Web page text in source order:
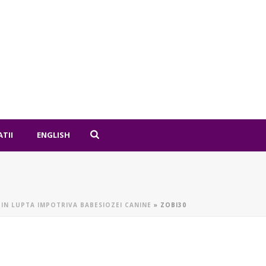
ENGLISH
LUPTA IMPOTRIVA BABESIOZEI CANINE » ZOBI30